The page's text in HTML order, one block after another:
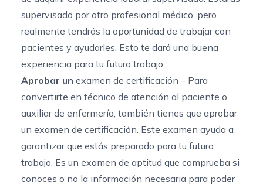
supervisado por otro profesional médico, pero
realmente tendrás la oportunidad de trabajar con
pacientes y ayudarles. Esto te dará una buena
experiencia para tu futuro trabajo.
Aprobar un examen de certificación – Para
convertirte en técnico de atención al paciente o
auxiliar de enfermería, también tienes que aprobar
un examen de certificación. Este examen ayuda a
garantizar que estás preparado para tu futuro
trabajo. Es un examen de aptitud que comprueba si
conoces o no la información necesaria para poder